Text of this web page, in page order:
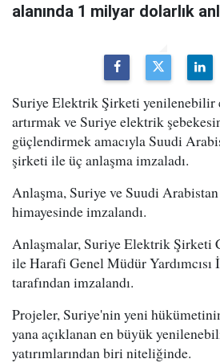
alanında 1 milyar dolarlık
Suriye Elektrik Şirketi
artırmak ve Suriye elektrik
güçlendirmek amacıyla Suudi
şirketi ile üç anlaşma imzaladı.
Anlaşma, Suriye ve Suudi
himayesinde imzalandı.
Anlaşmalar, Suriye Elektrik Şirketi
ile Harafi Genel Müdür
tarafından imzalandı.
Projeler, Suriye'nin yeni
yana açıklanan en büyük
yatırımlarından biri niteliğinde.